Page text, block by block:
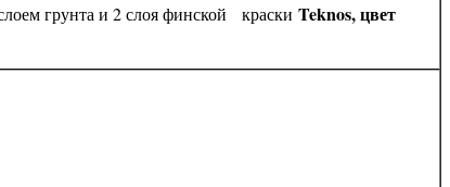
грунта и 2 слоя финской краски Teknos, цвет